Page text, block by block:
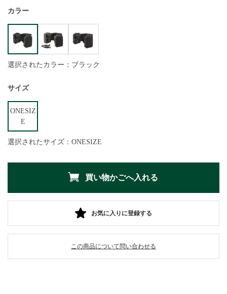
カラー
選択されたカラー：ブラック
サイズ
ONESIZ
E
選択されたサイズ：ONESIZE
お気に入りに登録する
この商品について問い合わせる